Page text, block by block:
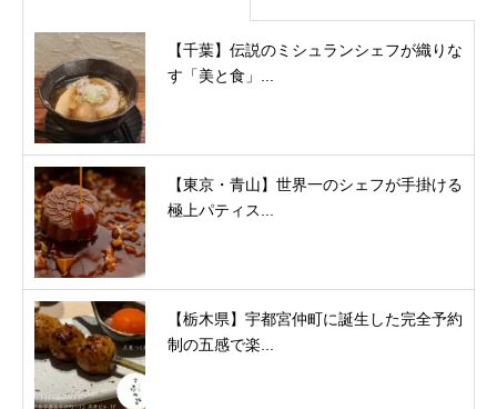
【千葉】伝説のミシュランシェフが織りな
す「美と食」...
【東京・青山】世界一のシェフが手掛ける
極上パティス...
【栃木県】宇都宮仲町に誕生した完全予約
制の五感で楽...